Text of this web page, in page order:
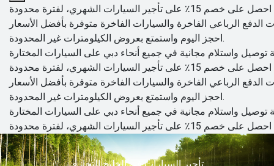
احجز اليوم واستمتع بعروض الكيلومترات غير المحدودة.
احجز اليوم واستمتع بعروض الكيلومترات غير المحدودة.